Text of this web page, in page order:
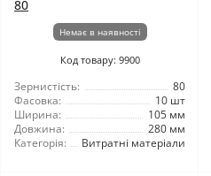
80
Немає в наявності
Код товару: 9900
Зернистість:
80
Фасовка:
10 шт
Ширина:
105 мм
Довжина:
280 мм
Категорія:
Витратні матеріали